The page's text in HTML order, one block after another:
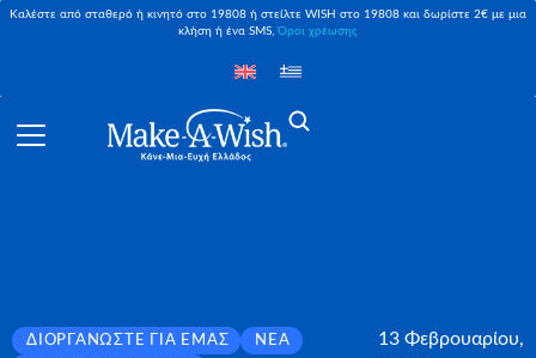
Καλέστε από σταθερό ή κινητό στο 19808 ή στείλτε WISH στο 19808 και δωρίστε 2€ με μια
κλήση ή ένα SMS,Όροι χρέωσης
ΔΙΟΡΓΑΝΏΣΤΕ ΓΙΑ ΕΜΆΣ
ΝΈΑ
13 Φεβρουαρίου,